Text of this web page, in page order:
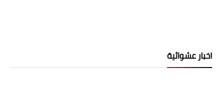
اخبار عشوائية